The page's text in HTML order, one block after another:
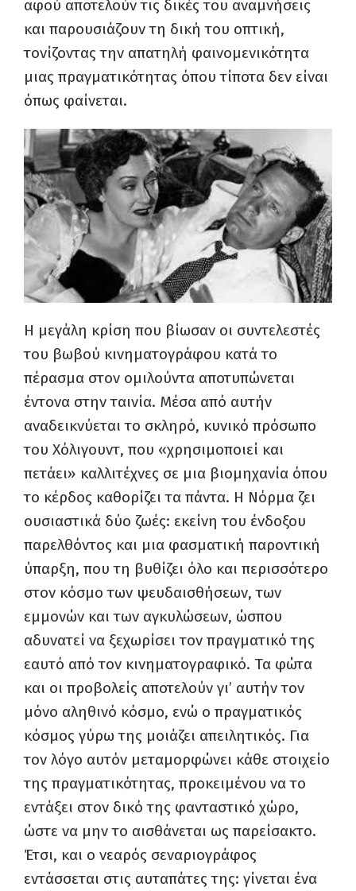
αφού αποτελούν τις δικές του αναμνήσεις
και παρουσιάζουν τη δική του οπτική,
τονίζοντας την απατηλή φαινομενικότητα
μιας πραγματικότητας όπου τίποτα δεν είναι
όπως φαίνεται.
Η μεγάλη κρίση που βίωσαν οι συντελεστές
του βωβού κινηματογράφου κατά το
πέρασμα στον ομιλούντα αποτυπώνεται
έντονα στην ταινία. Μέσα από αυτήν
αναδεικνύεται το σκληρό, κυνικό πρόσωπο
του Χόλιγουντ, που «χρησιμοποιεί και
πετάει» καλλιτέχνες σε μια βιομηχανία όπου
το κέρδος καθορίζει τα πάντα. Η Νόρμα ζει
ουσιαστικά δύο ζωές: εκείνη του ένδοξου
παρελθόντος και μια φασματική παροντική
ύπαρξη, που τη βυθίζει όλο και περισσότερο
στον κόσμο των ψευδαισθήσεων, των
εμμονών και των αγκυλώσεων, ώσπου
αδυνατεί να ξεχωρίσει τον πραγματικό της
εαυτό από τον κινηματογραφικό. Τα φώτα
και οι προβολείς αποτελούν γι’ αυτήν τον
μόνο αληθινό κόσμο, ενώ ο πραγματικός
κόσμος γύρω της μοιάζει απειλητικός. Για
τον λόγο αυτόν μεταμορφώνει κάθε στοιχείο
της πραγματικότητας, προκειμένου να το
εντάξει στον δικό της φανταστικό χώρο,
ώστε να μην το αισθάνεται ως παρείσακτο.
Έτσι, και ο νεαρός σεναριογράφος
εντάσσεται στις αυταπάτες της: γίνεται ένα